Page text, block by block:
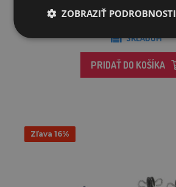
59,82€
SKLADOM
PRIDAŤ DO KOŠÍKA
Zľava 16%
ZOBRAZIŤ PODROBNOSTI